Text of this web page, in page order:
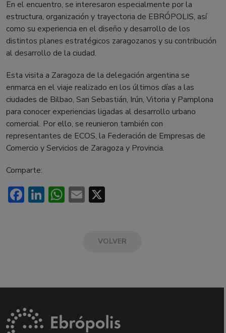
En el encuentro, se interesaron especialmente por la
estructura, organización y trayectoria de EBRÓPOLIS, así
como su experiencia en el diseño y desarrollo de los
distintos planes estratégicos zaragozanos y su contribución
al desarrollo de la ciudad.
Esta visita a Zaragoza de la delegación argentina se
enmarca en el viaje realizado en los últimos días a las
ciudades de Bilbao, San Sebastián, Irún, Vitoria y Pamplona
para conocer experiencias ligadas al desarrollo urbano
comercial. Por ello, se reunieron también con
representantes de ECOS, la Federación de Empresas de
Comercio y Servicios de Zaragoza y Provincia.
Comparte:
Facebook
LinkedIn
WhatsApp
Email
VOLVER